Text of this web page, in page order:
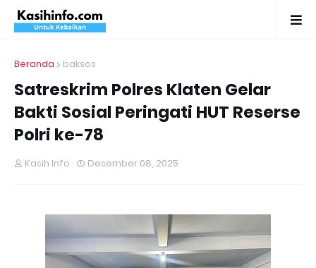
Beranda baksos
Satreskrim Polres Klaten Gelar
Bakti Sosial Peringati HUT Reserse
Polri ke-78
Kasih Info Desember 08, 2025